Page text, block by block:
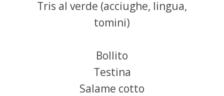
Tris al verde (acciughe, lingua,
tomini)
Bollito
Testina
Salame cotto